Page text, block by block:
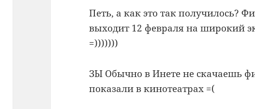
Петь, а как это так получилось?
выходит 12 февраля на широкий
=)))))))
ЗЫ Обычно в Инете не скачаешь
показали в кинотеатрах =(